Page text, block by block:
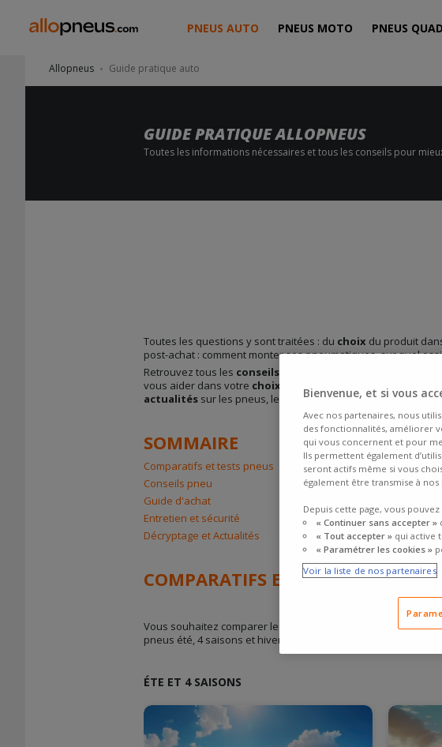
PNEUS AUTO PNEUS MOTO PNEUS
Allopneus Guide pratique auto
GUIDE PRATIQUE ALLOPNEUS
Toutes les informations nécessaires et tous les conseils pour
Toutes les questions y sont traitées : du choix du produit
post-achat : comment monter ses pneumatiques, sur quel
Retrouvez tous les conseils pneus pour répondre aux
vous aider dans votre choix et vous permettre de choisir
actualités sur les pneus, les nouveautés, les
SOMMAIRE
Comparatifs et tests pneus
Conseils pneu
Guide d'achat
Entretien et sécurité
Décryptage et Actualités
COMPARATIFS ET TOP PNEUS
Vous souhaitez comparer les pneus avant votre achat,
pneus été, 4 saisons et hiver selon les consommateurs et les
ÉTE ET 4 SAISONS
Bienvenue, et si vous
Avec nos partenaires, nous
des fonctionnalités, améliorer
qui vous concernent et pour
Ils permettent également
seront actifs même si vous
également être transmise à
Depuis cette page, vous pouvez
« Continuer sans accepter »
« Tout accepter » qui active
« Paramétrer les cookies »
Voir la liste de nos partenaires